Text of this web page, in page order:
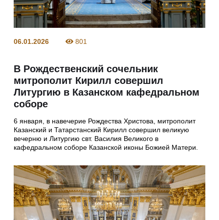
06.01.2026 801
В Рождественский сочельник
митрополит Кирилл совершил
Литургию в Казанском кафедральном
соборе
6 января, в навечерие Рождества Христова, митрополит
Казанский и Татарстанский Кирилл совершил великую
вечерню и Литургию свт. Василия Великого в
кафедральном соборе Казанской иконы Божией Матери.